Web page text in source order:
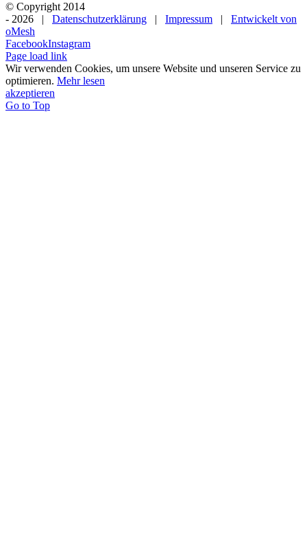
© Copyright 2014
- 2026 | Datenschutzerklärung | Impressum | Entwickelt von
oMesh
FacebookInstagram
Page load link
Wir verwenden Cookies, um unsere Website und unseren Service zu
optimieren. Mehr lesen
akzeptieren
Go to Top